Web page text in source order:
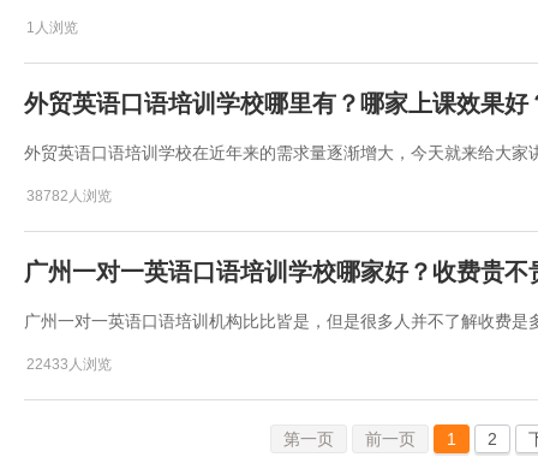
1人浏览
外贸英语口语培训学校哪里有？哪家上课效果好
外贸英语口语培训学校在近年来的需求量逐渐增大，今天就来给大家
38782人浏览
广州一对一英语口语培训学校哪家好？收费贵不
广州一对一英语口语培训机构比比皆是，但是很多人并不了解收费是
22433人浏览
第一页 前一页 1 2